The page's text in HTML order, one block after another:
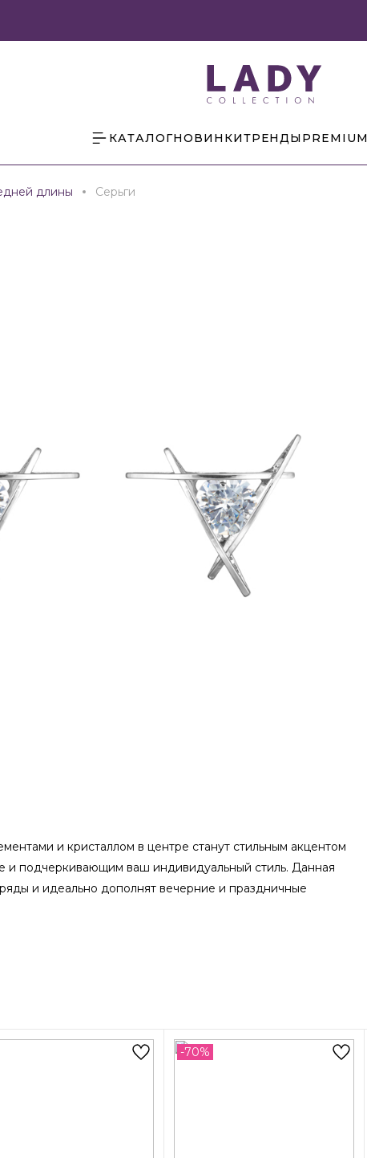
КАТАЛОГНОВИНКИТРЕНДЫ PREMIUM
длины Серьги
и кристаллом в центре станут стильным акцентом
и подчеркивающим ваш индивидуальный стиль. Данная
и идеально дополнят вечерние и праздничные
-70%